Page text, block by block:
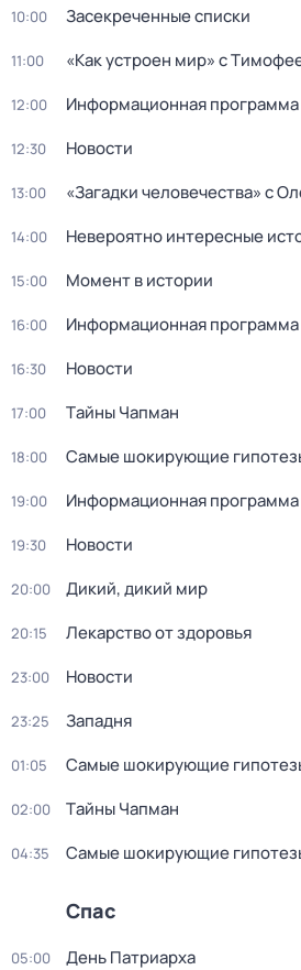
10:00 Заceкpeченные списки
11:00 «Как устроен мир» с
12:00 Информационная программа
12:30 Новости
13:00 «Загадки человечества» с
14:00 Невероятно интересные
15:00 Момент в истории
16:00 Информационная программа
16:30 Новости
17:00 Тaйны Чапман
18:00 Самые шoкиpующие
19:00 Информационная программа
19:30 Новости
20:00 Дикий, дикий мир
20:15 Лекарство от здоровья
23:00 Новости
23:25 Западня
01:05 Самые шoкиpующие
02:00 Тaйны Чапман
04:35 Самые шoкиpующие
Спас
05:00 День Патриарха